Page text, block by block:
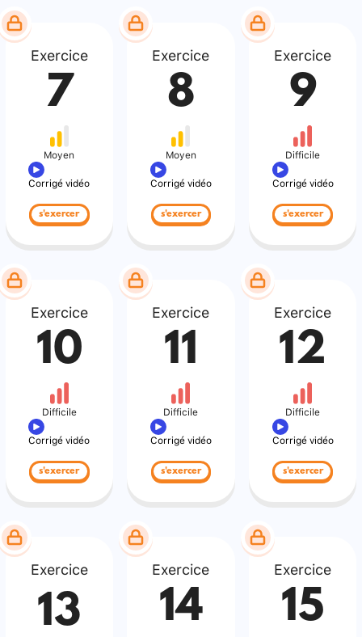
Exercice
7
Moyen
Corrigé vidéo
s'exercer
Exercice
8
Moyen
Corrigé vidéo
s'exercer
Exercice
9
Difficile
Corrigé vidéo
s'exercer
Exercice
10
Difficile
Corrigé vidéo
s'exercer
Exercice
11
Difficile
Corrigé vidéo
s'exercer
Exercice
12
Difficile
Corrigé vidéo
s'exercer
Exercice
13
Exercice
14
Exercice
15